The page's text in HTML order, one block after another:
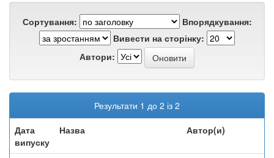
Сортування:
Впорядкування:
Вивести на сторінку:
Автори:
Результати 1 до 2 із 2
Дата
випуску
Назва Автор(и)